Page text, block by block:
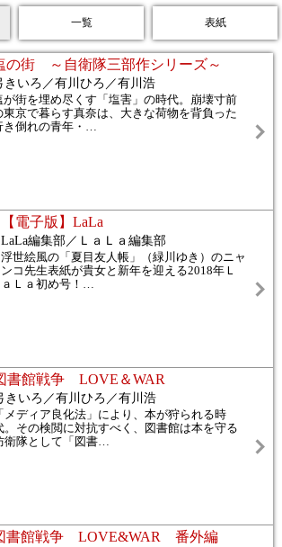
一覧 表紙
の街 ～自衛隊三部作シリーズ～
きいろ／有川ひろ／有川浩
が街を埋め尽くす「塩害」の時代。崩壊寸前
東京で暮らす真奈は、大きな荷物を背負った
き倒れの青年・ …
【電子版】LaLa
LaLa編集部／ＬａＬａ編集部
浮世絵風の「夏目友人帳」（緑川ゆき）のニャ
ンコ先生表紙が貴女と新年を迎える2018年Ｌ
ａＬａ初め号！ …
書館戦争 LOVE＆WAR
きいろ／有川ひろ／有川浩
メディア良化法」により、本が狩られる時
。その検閲に対抗すべく、図書館は本を守る
衛隊として「図書…
書館戦争 LOVE&WAR 番外編